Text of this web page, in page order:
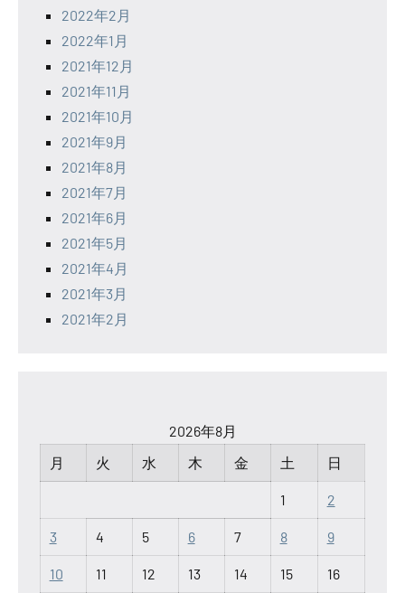
2022年2月
2022年1月
2021年12月
2021年11月
2021年10月
2021年9月
2021年8月
2021年7月
2021年6月
2021年5月
2021年4月
2021年3月
2021年2月
2026年8月
月
火 水 木 金 土 日
1 2
3 4 5 6 7 8 9
10 11 12 13 14 15 16